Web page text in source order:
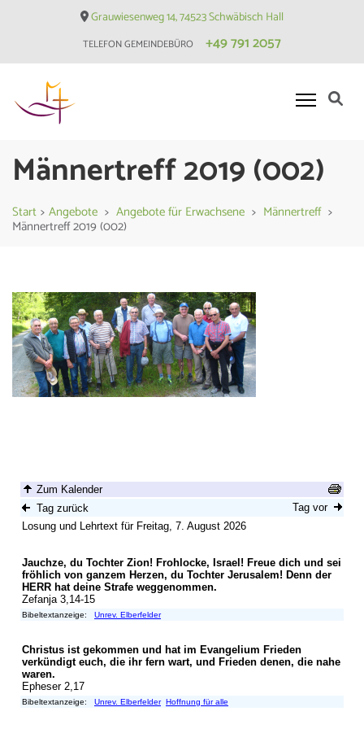
Grauwiesenweg 14, 74523 Schwäbisch Hall
TELEFON GEMEINDEBÜRO +49 791 2057
Hessental
Männertreff 2019 (002)
Start > Angebote > Angebote für Erwachsene > Männertreff >
Männertreff 2019 (002)